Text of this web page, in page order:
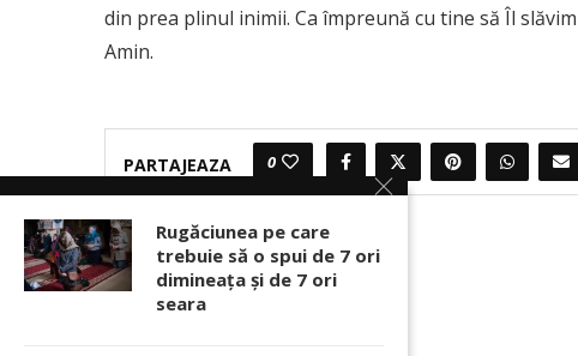
din prea plinul inimii. Ca împreună cu tine să Îl
Amin.
PARTAJEAZA 0
Rugăciunea pe care
trebuie să o spui de 7 ori
dimineața și de 7 ori
seara